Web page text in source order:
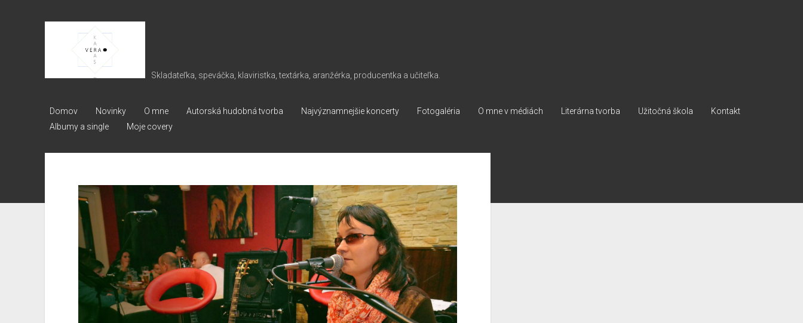
Karas
Skladateľka, speváčka, klaviristka, textárka, aranžérka, producentka a učiteľka.
Domov Novinky O mne Autorská hudobná tvorba Najvýznamnejšie koncerty Fotogaléria O mne v médiách Literárna tvorba Užitočná škola
Kontakt
Albumy a single
Moje covery